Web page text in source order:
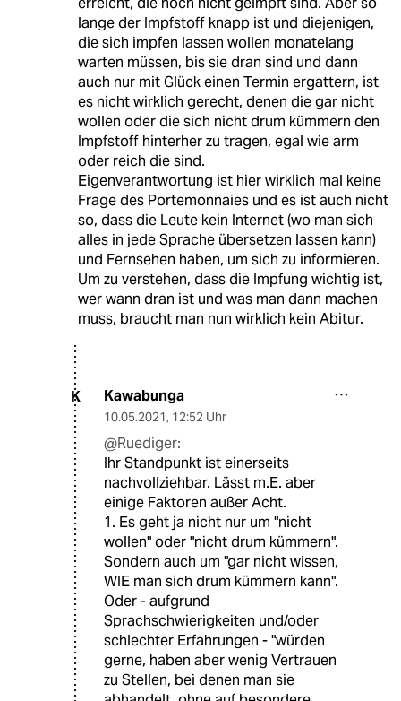
lange der Impfstoff knapp ist und diejenigen,
die sich impfen lassen wollen monatelang
warten müssen, bis sie dran sind und dann
auch nur mit Glück einen Termin ergattern, ist
es nicht wirklich gerecht, denen die gar nicht
wollen oder die sich nicht drum kümmern den
Impfstoff hinterher zu tragen, egal wie arm
oder reich die sind.
Eigenverantwortung ist hier wirklich mal keine
Frage des Portemonnaies und es ist auch nicht
so, dass die Leute kein Internet (wo man sich
alles in jede Sprache übersetzen lassen kann)
und Fernsehen haben, um sich zu informieren.
Um zu verstehen, dass die Impfung wichtig ist,
wer wann dran ist und was man dann machen
muss, braucht man nun wirklich kein Abitur.
K Kawabunga
10.05.2021, 12:52 Uhr
@Ruediger:
Ihr Standpunkt ist einerseits
nachvollziehbar. Lässt m.E. aber
einige Faktoren außer Acht.
1. Es geht ja nicht nur um "nicht
wollen" oder "nicht drum kümmern".
Sondern auch um "gar nicht wissen,
WIE man sich drum kümmern kann".
Oder - aufgrund
Sprachschwierigkeiten und/oder
schlechter Erfahrungen - "würden
gerne, haben aber wenig Vertrauen
zu Stellen, bei denen man sie